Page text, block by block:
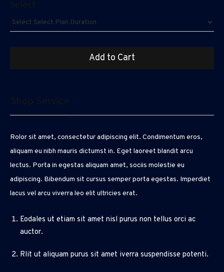
Rolor sit amet, consectetur adipiscing elit. Condimentum eros,
aliquam eu nibh mauris dictumst in. Eget laoreet blandit arcu
lectus. Porta in egestas aliquam amet, sociis molestie eu
adipiscing. Bibendum sit cursus semper porta egestas. Imperdiet
lacus vel arcu viverra leo elit ultricies erat.
Eodales ut etiam sit amet nisl purus non tellus orci ac
auctor.
Rlit ut aliquam purus sit amet iverra suspendisse potenti.